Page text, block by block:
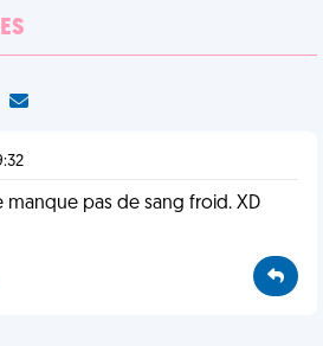
manque pas de sang froid. XD